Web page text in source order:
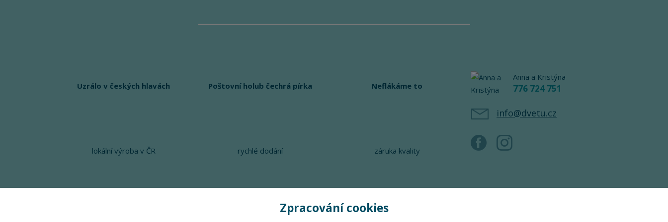
Uzrálo v českých hlavách
lokální výroba v ČR
Poštovní holub čechrá pírka
rychlé dodání
Neflákáme to
záruka kvality
Anna a Kristýna
776 724 751
info@dvetu.cz
Zpracování cookies